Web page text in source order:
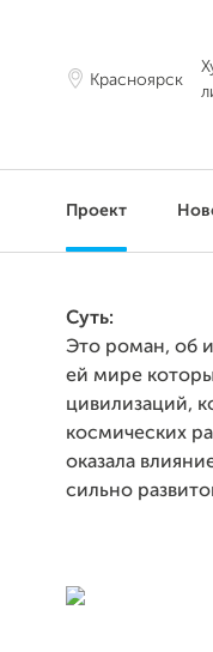
Красноярск
Проект
Суть:
Это роман, об
ей мире
цивилизаций,
космических
оказала
сильно